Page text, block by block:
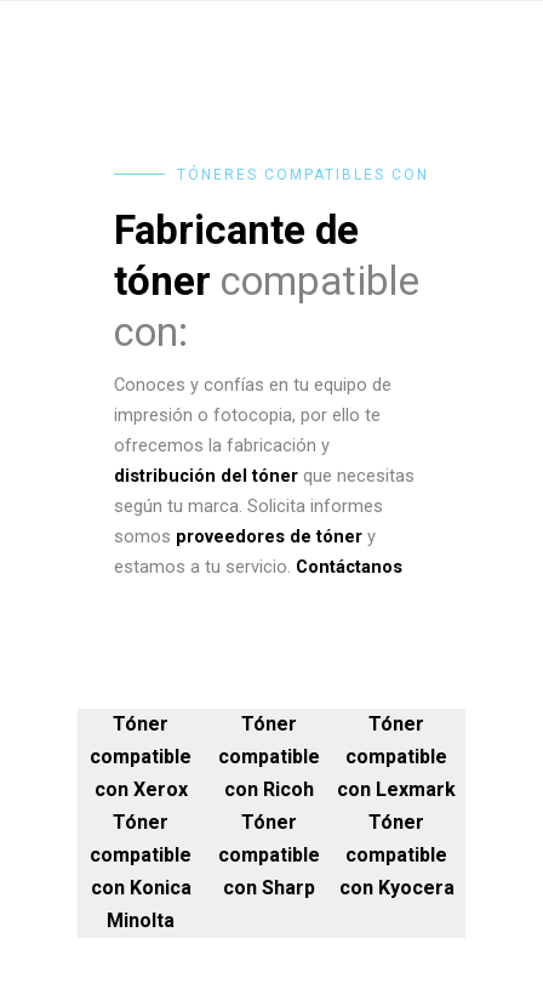
TÓNERES COMPATIBLES CON
Fabricante de
tóner compatible
con:
Conoces y confías en tu equipo de
impresión o fotocopia, por ello te
ofrecemos la fabricación y
distribución del tóner que necesitas
según tu marca. Solicita informes
somos proveedores de tóner y
estamos a tu servicio. Contáctanos
Tóner
compatible
con Xerox
Tóner
compatible
con Ricoh
Tóner
compatible
con Lexmark
Tóner
compatible
con Konica
Minolta
Tóner
compatible
con Sharp
Tóner
compatible
con Kyocera